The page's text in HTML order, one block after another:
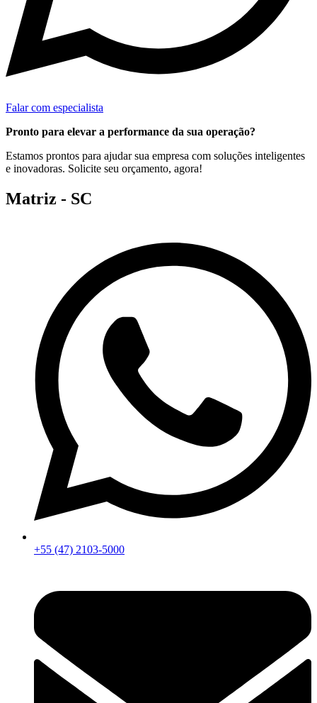
Falar com especialista
Pronto para elevar a performance da sua operação?
Estamos prontos para ajudar sua empresa com soluções inteligentes
e inovadoras. Solicite seu orçamento, agora!
Matriz - SC
+55 (47) 2103-5000